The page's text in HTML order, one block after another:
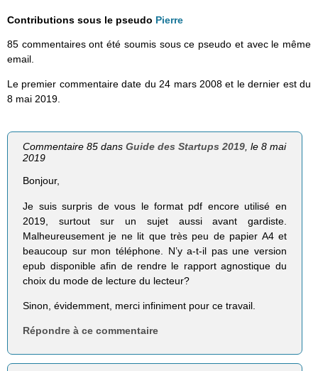
Contributions sous le pseudo Pierre
85 commentaires ont été soumis sous ce pseudo et avec le même
email.
Le premier commentaire date du 24 mars 2008 et le dernier est du
8 mai 2019.
Commentaire 85 dansGuide des Startups 2019, le 8 mai
2019
Bonjour,
Je suis surpris de vous le format pdf encore utilisé en
2019, surtout sur un sujet aussi avant gardiste.
Malheureusement je ne lit que très peu de papier A4 et
beaucoup sur mon téléphone. N’y a-t-il pas une version
epub disponible afin de rendre le rapport agnostique du
choix du mode de lecture du lecteur?
Sinon, évidemment, merci infiniment pour ce travail.
Répondre à ce commentaire